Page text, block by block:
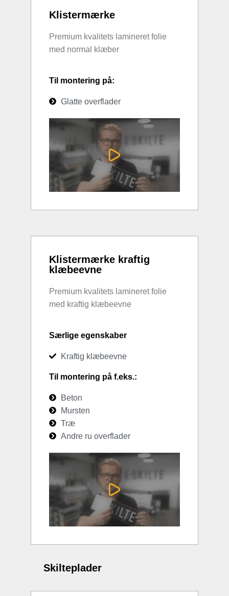
Klistermærke
Premium kvalitets lamineret folie
med normal klæber
Til montering på:
Glatte overflader
Klistermærke kraftig
klæbeevne
Premium kvalitets lamineret folie
med kraftig klæbeevne
Særlige egenskaber
Kraftig klæbeevne
Til montering på f.eks.:
Beton
Mursten
Træ
Andre ru overflader
Skilteplader